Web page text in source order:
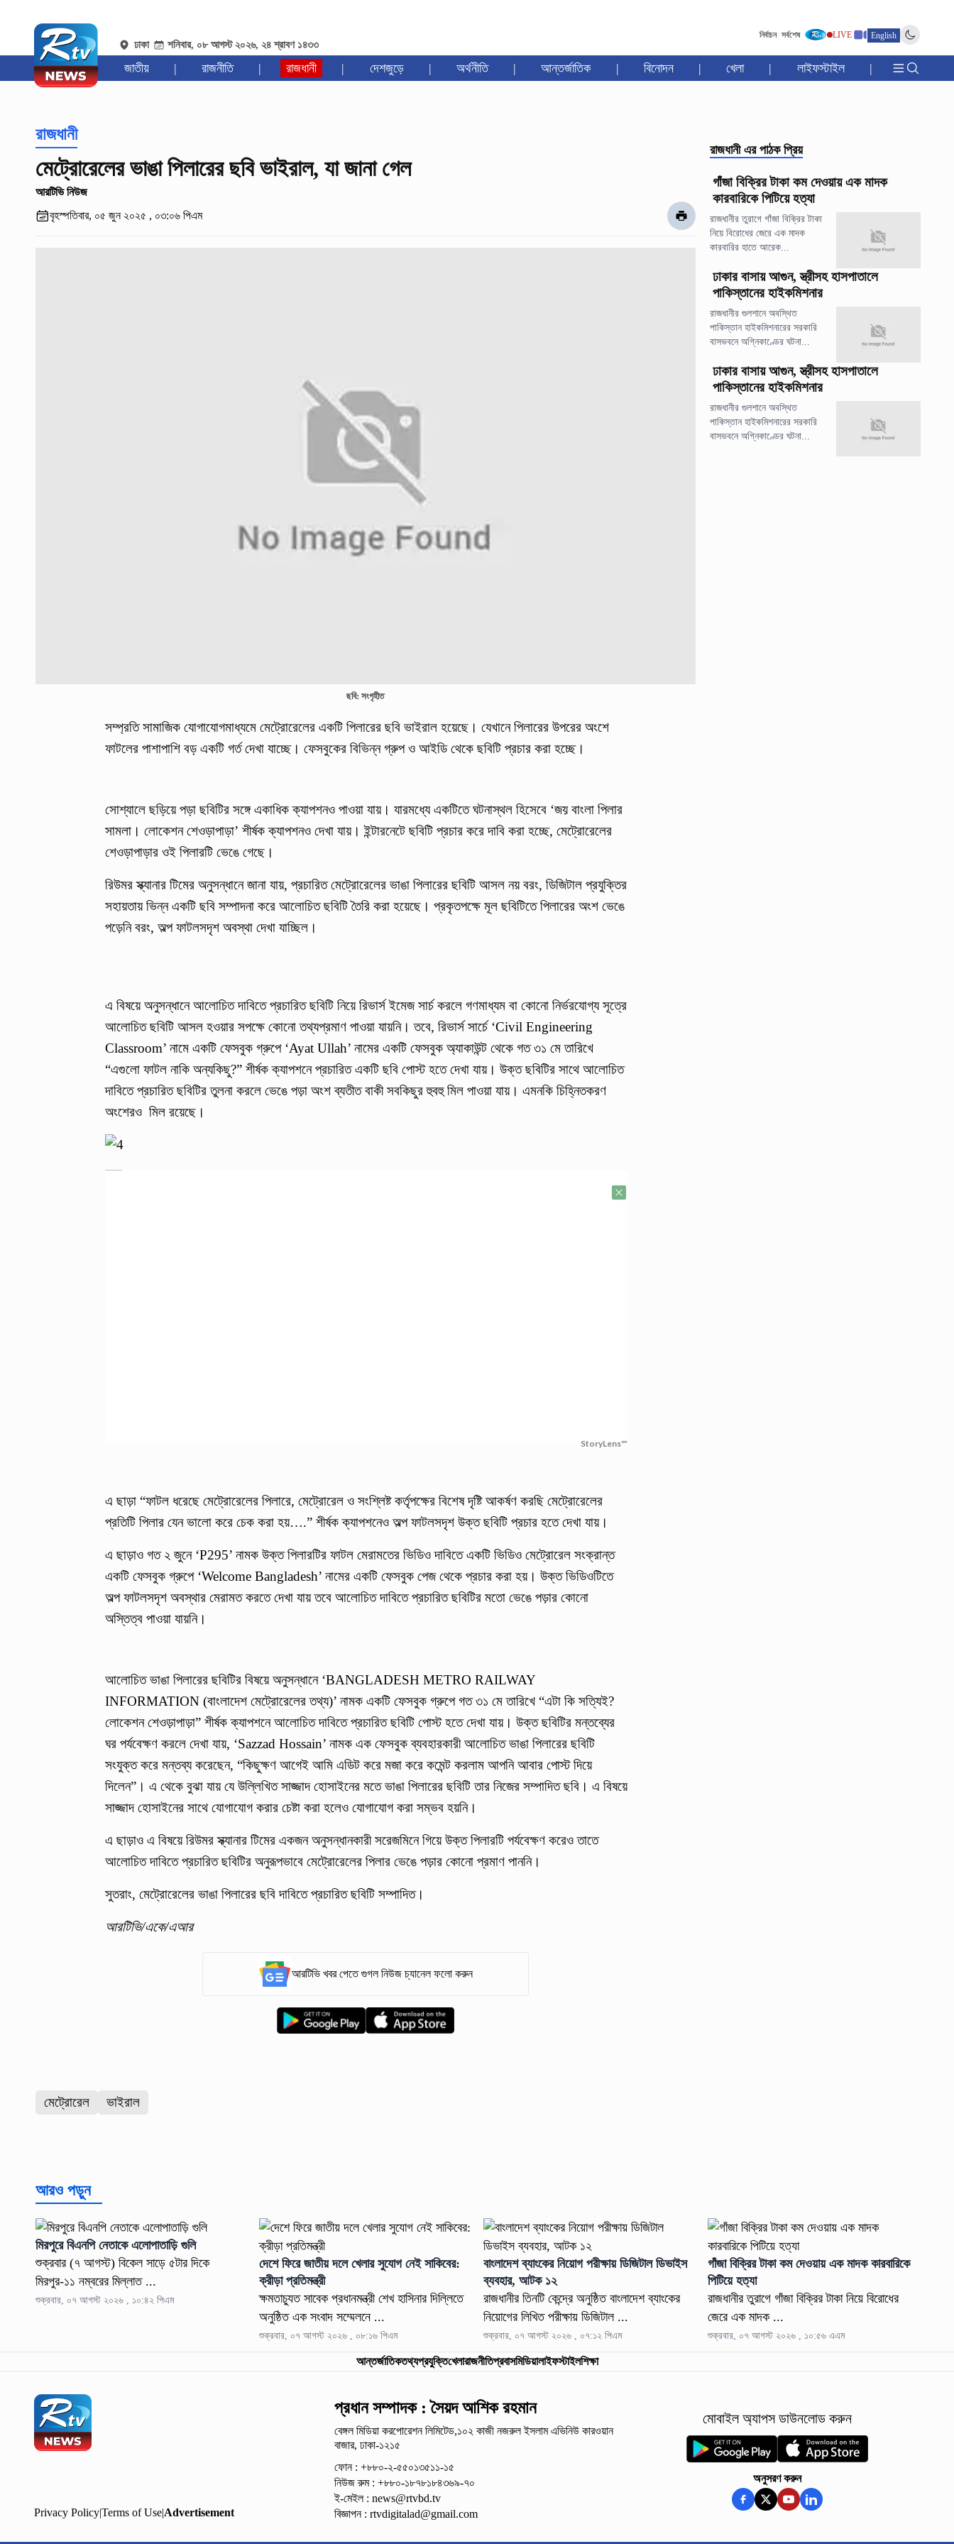
ঢাকা শনিবার, ০৮ আগস্ট ২০২৬, ২৪ শ্রাবণ ১৪৩৩
নির্বাচন সর্বশেষ LIVE English
জাতীয় | রাজনীতি | রাজধানী | দেশজুড়ে | অর্থনীতি | আন্তর্জাতিক | বিনোদন | খেলা | লাইফস্টাইল |
রাজধানী
মেট্রোরেলের ভাঙা পিলারের ছবি ভাইরাল, যা জানা গেল
আরটিভি নিউজ
বৃহস্পতিবার, ০৫ জুন ২০২৫ , ০৩:০৬ পিএম
ছবি: সংগৃহীত
সম্প্রতি সামাজিক যোগাযোগমাধ্যমে মেট্রোরেলের একটি পিলারের ছবি ভাইরাল হয়েছে। যেখানে পিলারের উপরের অংশে
ফাটলের পাশাপাশি বড় একটি গর্ত দেখা যাচ্ছে। ফেসবুকের বিভিন্ন গ্রুপ ও আইডি থেকে ছবিটি প্রচার করা হচ্ছে।
সোশ্যালে ছড়িয়ে পড়া ছবিটির সঙ্গে একাধিক ক্যাপশনও পাওয়া যায়। যারমধ্যে একটিতে ঘটনাস্থল হিসেবে ‘জয় বাংলা পিলার
সামলা। লোকেশন শেওড়াপাড়া’ শীর্ষক ক্যাপশনও দেখা যায়। ইন্টারনেটে ছবিটি প্রচার করে দাবি করা হচ্ছে, মেট্রোরেলের
শেওড়াপাড়ার ওই পিলারটি ভেঙে গেছে।
রিউমর স্ক্যানার টিমের অনুসন্ধানে জানা যায়, প্রচারিত মেট্রোরেলের ভাঙা পিলারের ছবিটি আসল নয় বরং, ডিজিটাল প্রযুক্তির
সহায়তায় ভিন্ন একটি ছবি সম্পাদনা করে আলোচিত ছবিটি তৈরি করা হয়েছে। প্রকৃতপক্ষে মূল ছবিটিতে পিলারের অংশ ভেঙে
পড়েনি বরং, অল্প ফাটলসদৃশ অবস্থা দেখা যাচ্ছিল।
এ বিষয়ে অনুসন্ধানে আলোচিত দাবিতে প্রচারিত ছবিটি নিয়ে রিভার্স ইমেজ সার্চ করলে গণমাধ্যম বা কোনো নির্ভরযোগ্য সূত্রে
আলোচিত ছবিটি আসল হওয়ার সপক্ষে কোনো তথ্যপ্রমাণ পাওয়া যায়নি। তবে, রিভার্স সার্চে ‘Civil Engineering
Classroom’ নামে একটি ফেসবুক গ্রুপে ‘Ayat Ullah’ নামের একটি ফেসবুক অ্যাকাউন্ট থেকে গত ৩১ মে তারিখে
“এগুলো ফাটল নাকি অন্যকিছু?” শীর্ষক ক্যাপশনে প্রচারিত একটি ছবি পোস্ট হতে দেখা যায়। উক্ত ছবিটির সাথে আলোচিত
দাবিতে প্রচারিত ছবিটির তুলনা করলে ভেঙে পড়া অংশ ব্যতীত বাকী সবকিছুর হুবহু মিল পাওয়া যায়। এমনকি চিহ্নিতকরণ
অংশেরও মিল রয়েছে।
StoryLens™
এ ছাড়া “ফাটল ধরেছে মেট্রোরেলের পিলারে, মেট্রোরেল ও সংশ্লিষ্ট কর্তৃপক্ষের বিশেষ দৃষ্টি আকর্ষণ করছি মেট্রোরেলের
প্রতিটি পিলার যেন ভালো করে চেক করা হয়….” শীর্ষক ক্যাপশনেও অল্প ফাটলসদৃশ উক্ত ছবিটি প্রচার হতে দেখা যায়।
এ ছাড়াও গত ২ জুনে ‘P295’ নামক উক্ত পিলারটির ফাটল মেরামতের ভিডিও দাবিতে একটি ভিডিও মেট্রোরেল সংক্রান্ত
একটি ফেসবুক গ্রুপে ‘Welcome Bangladesh’ নামের একটি ফেসবুক পেজ থেকে প্রচার করা হয়। উক্ত ভিডিওটিতে
অল্প ফাটলসদৃশ অবস্থার মেরামত করতে দেখা যায় তবে আলোচিত দাবিতে প্রচারিত ছবিটির মতো ভেঙে পড়ার কোনো
অস্তিত্ব পাওয়া যায়নি।
আলোচিত ভাঙা পিলারের ছবিটির বিষয়ে অনুসন্ধানে ‘BANGLADESH METRO RAILWAY
INFORMATION (বাংলাদেশ মেট্রোরেলের তথ্য)’ নামক একটি ফেসবুক গ্রুপে গত ৩১ মে তারিখে “এটা কি সত্যিই?
লোকেশন শেওড়াপাড়া” শীর্ষক ক্যাপশনে আলোচিত দাবিতে প্রচারিত ছবিটি পোস্ট হতে দেখা যায়। উক্ত ছবিটির মন্তব্যের
ঘর পর্যবেক্ষণ করলে দেখা যায়, ‘Sazzad Hossain’ নামক এক ফেসবুক ব্যবহারকারী আলোচিত ভাঙা পিলারের ছবিটি
সংযুক্ত করে মন্তব্য করেছেন, “কিছুক্ষণ আগেই আমি এডিট করে মজা করে কমেন্ট করলাম আপনি আবার পোস্ট দিয়ে
দিলেন”। এ থেকে বুঝা যায় যে উল্লিখিত সাজ্জাদ হোসাইনের মতে ভাঙা পিলারের ছবিটি তার নিজের সম্পাদিত ছবি। এ বিষয়ে
সাজ্জাদ হোসাইনের সাথে যোগাযোগ করার চেষ্টা করা হলেও যোগাযোগ করা সম্ভব হয়নি।
এ ছাড়াও এ বিষয়ে রিউমর স্ক্যানার টিমের একজন অনুসন্ধানকারী সরেজমিনে গিয়ে উক্ত পিলারটি পর্যবেক্ষণ করেও তাতে
আলোচিত দাবিতে প্রচারিত ছবিটির অনুরূপভাবে মেট্রোরেলের পিলার ভেঙে পড়ার কোনো প্রমাণ পাননি।
সুতরাং, মেট্রোরেলের ভাঙা পিলারের ছবি দাবিতে প্রচারিত ছবিটি সম্পাদিত।
আরটিভি/একে/এআর
আরটিভি খবর পেতে গুগল নিউজ চ্যানেল ফলো করুন
মেট্রোরেল ভাইরাল
রাজধানী এর পাঠক প্রিয়
গাঁজা বিক্রির টাকা কম দেওয়ায় এক মাদক
কারবারিকে পিটিয়ে হত্যা
রাজধানীর তুরাগে গাঁজা বিক্রির টাকা
নিয়ে বিরোধের জেরে এক মাদক
কারবারির হাতে আরেক...
ঢাকার বাসায় আগুন, স্ত্রীসহ হাসপাতালে
পাকিস্তানের হাইকমিশনার
রাজধানীর গুলশানে অবস্থিত
পাকিস্তান হাইকমিশনারের সরকারি
বাসভবনে অগ্নিকাণ্ডের ঘটনা...
ঢাকার বাসায় আগুন, স্ত্রীসহ হাসপাতালে
পাকিস্তানের হাইকমিশনার
রাজধানীর গুলশানে অবস্থিত
পাকিস্তান হাইকমিশনারের সরকারি
বাসভবনে অগ্নিকাণ্ডের ঘটনা...
আরও পড়ুন
মিরপুরে বিএনপি নেতাকে এলোপাতাড়ি গুলি
শুক্রবার (৭ আগস্ট) বিকেল সাড়ে ৫টার দিকে
মিরপুর-১১ নম্বরের মিল্লাত ...
শুক্রবার, ০৭ আগস্ট ২০২৬ , ১০:৪২ পিএম
দেশে ফিরে জাতীয় দলে খেলার সুযোগ নেই সাকিবের:
ক্রীড়া প্রতিমন্ত্রী
ক্ষমতাচ্যুত সাবেক প্রধানমন্ত্রী শেখ হাসিনার দিল্লিতে
অনুষ্ঠিত এক সংবাদ সম্মেলনে ...
শুক্রবার, ০৭ আগস্ট ২০২৬ , ০৮:১৬ পিএম
বাংলাদেশ ব্যাংকের নিয়োগ পরীক্ষায় ডিজিটাল ডিভাইস
ব্যবহার, আটক ১২
রাজধানীর তিনটি কেন্দ্রে অনুষ্ঠিত বাংলাদেশ ব্যাংকের
নিয়োগের লিখিত পরীক্ষায় ডিজিটাল ...
শুক্রবার, ০৭ আগস্ট ২০২৬ , ০৭:১২ পিএম
গাঁজা বিক্রির টাকা কম দেওয়ায় এক মাদক কারবারিকে
পিটিয়ে হত্যা
রাজধানীর তুরাগে গাঁজা বিক্রির টাকা নিয়ে বিরোধের
জেরে এক মাদক ...
শুক্রবার, ০৭ আগস্ট ২০২৬ , ১০:৫৬ এএম
আন্তর্জাতিকতথ্যপ্রযুক্তিখেলারাজনীতিপ্রবাসমিডিয়ালাইফস্টাইলশিক্ষা
Privacy Policy|Terms of Use|Advertisement
প্রধান সম্পাদক : সৈয়দ আশিক রহমান
বেঙ্গল মিডিয়া করপোরেশন লিমিটেড,১০২ কাজী নজরুল ইসলামএভিনিউ কারওয়ান
বাজার, ঢাকা-১২১৫
ফোন : +৮৮০-২-৫৫০১৩৫১১-১৫
নিউজ রুম : +৮৮০-১৮৭৮১৮৪৩৬৯-৭০
ই-মেইল : news@rtvbd.tv
বিজ্ঞাপন : rtvdigitalad@gmail.com
মোবাইল অ্যাপস ডাউনলোড করুন
অনুসরণ করুন